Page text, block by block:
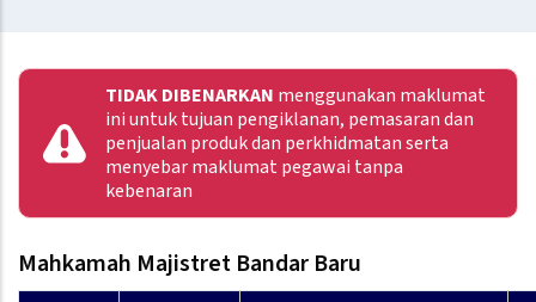
TIDAK DIBENARKAN menggunakan maklumat
ini untuk tujuan pengiklanan, pemasaran dan
penjualan produk dan perkhidmatan serta
menyebar maklumat pegawai tanpa
kebenaran
Mahkamah Majistret Bandar Baru